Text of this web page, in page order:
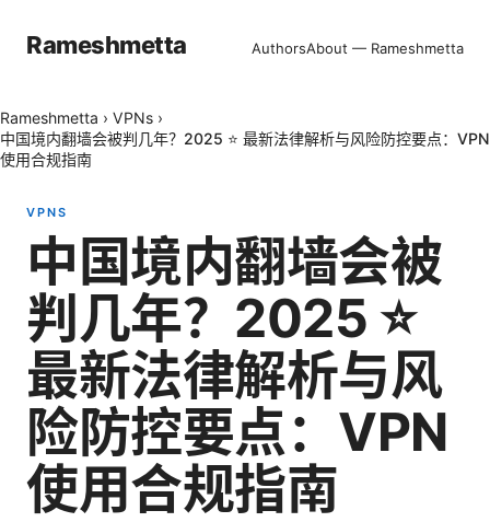
Rameshmetta AuthorsAbout — Rameshmetta
Rameshmetta › VPNs ›
中国境内翻墙会被判几年？2025 ⭐ 最新法律解析与风险防控要点：VPN
使用合规指南
VPNS
中国境内翻墙会被
判几年？2025 ⭐
最新法律解析与风
险防控要点：VPN
使用合规指南